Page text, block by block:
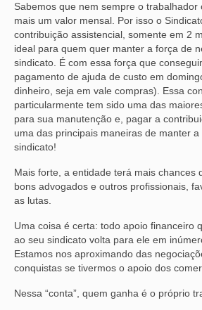
Sabemos que nem sempre o trabalhador
mais um valor mensal. Por isso o
contribuição assistencial, somente em 2
ideal para quem quer manter a força de
sindicato. É com essa força que
pagamento de ajuda de custo em
dinheiro, seja em vale compras). Essa
particularmente tem sido uma das
para sua manutenção e, pagar a
uma das principais maneiras de manter
sindicato!
Mais forte, a entidade terá mais chances
bons advogados e outros profissionais,
as lutas.
Uma coisa é certa: todo apoio financeiro
ao seu sindicato volta para ele em
Estamos nos aproximando das
conquistas se tivermos o apoio dos
Nessa “conta”, quem ganha é o próprio